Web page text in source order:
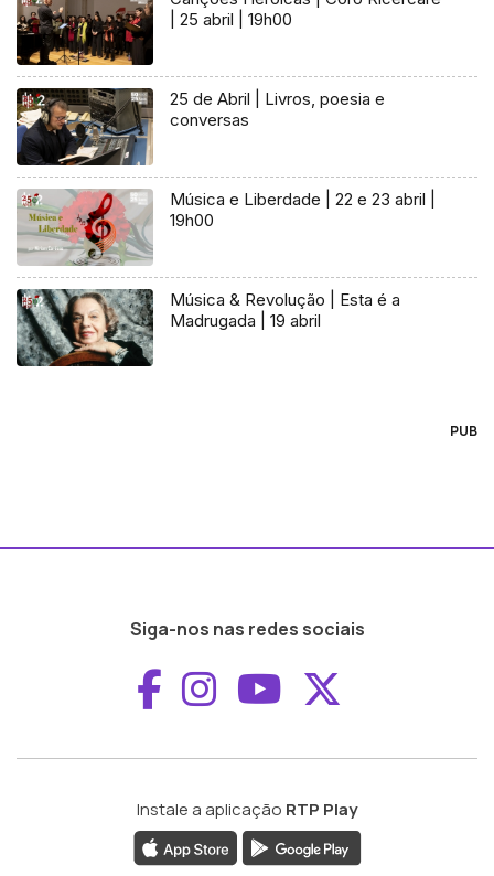
| 25 abril | 19h00
25 de Abril | Livros, poesia e
conversas
Música e Liberdade | 22 e 23 abril |
19h00
Música & Revolução | Esta é a
Madrugada | 19 abril
PUB
Siga-nos nas redes sociais
Aceder ao
Aceder ao
Aceder ao
Instale a aplicação RTP Play